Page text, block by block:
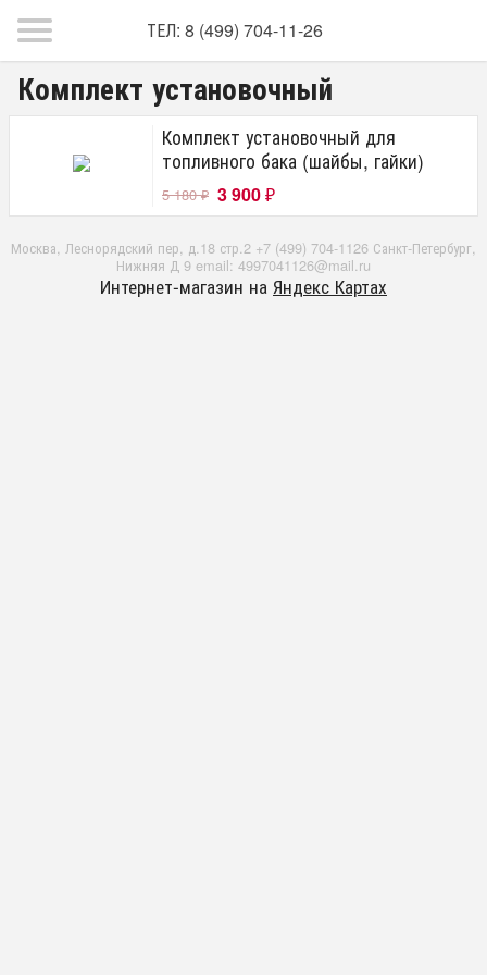
ТЕЛ: 8 (499) 704-11-26
Комплект установочный
Комплект установочный для
топливного бака (шайбы, гайки)
5 180₽ 3 900 ₽
Москва, Леснорядский пер, д.18 стр.2 +7 (499) 704-1126 Санкт-Петербург,
Нижняя Д 9 email: 4997041126@mail.ru
Интернет-магазин на Яндекс Картах